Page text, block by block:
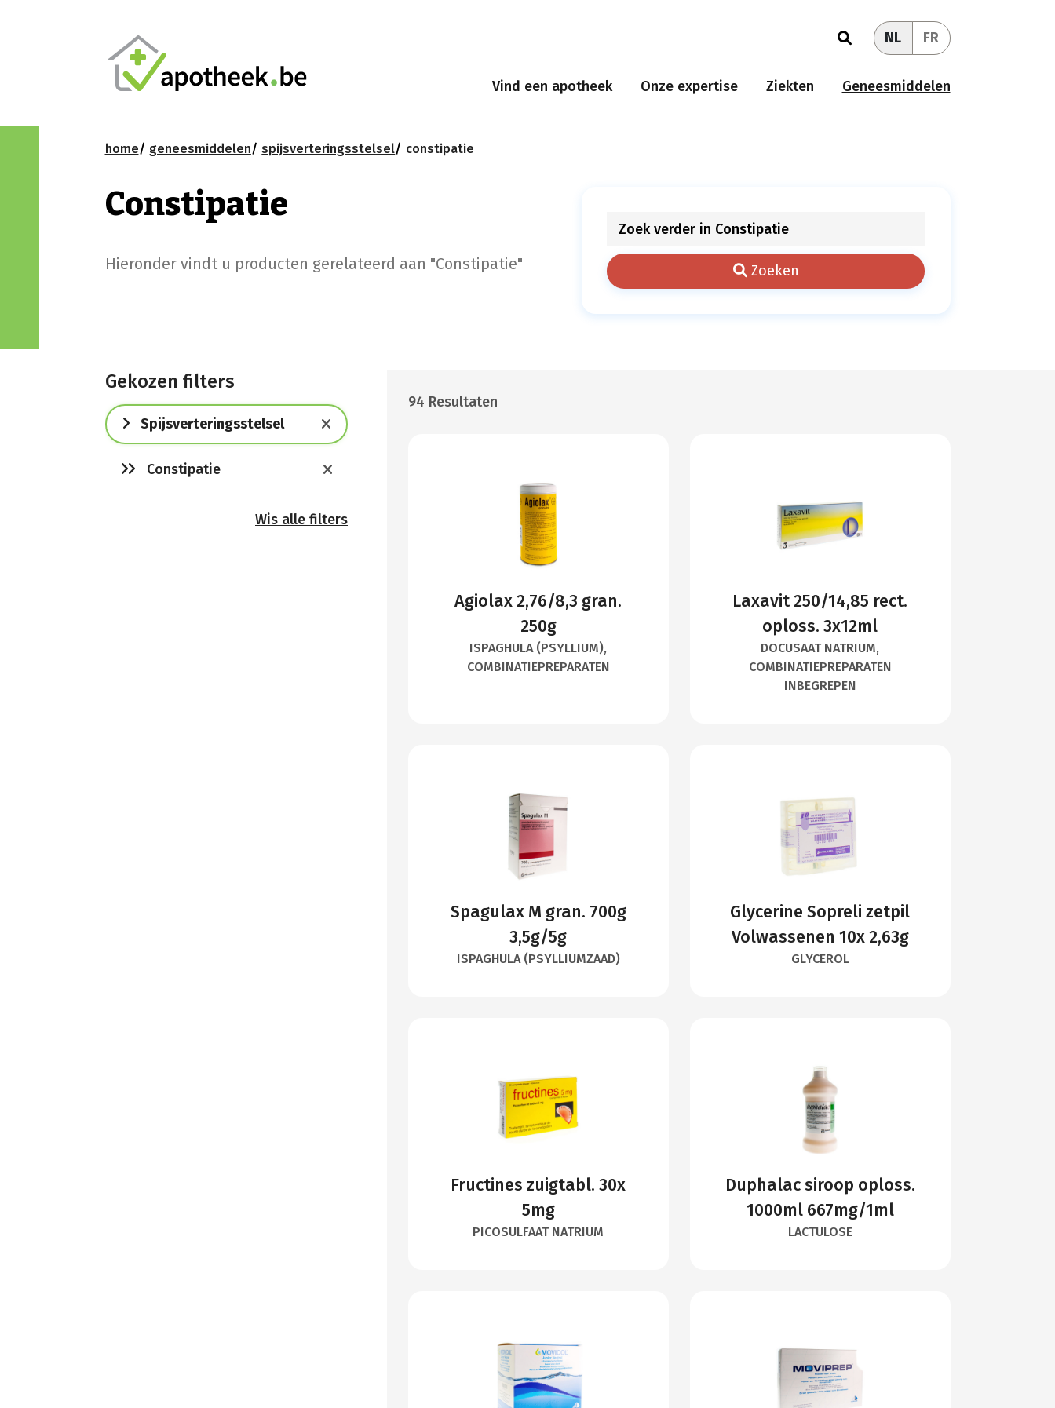
NL FR
Vind een apotheek Onze expertise Ziekten Geneesmiddelen
home geneesmiddelen spijsverteringsstelsel constipatie
Constipatie
Hieronder vindt u producten gerelateerd aan "Constipatie" Zoeken
Gekozen filters
Spijsverteringsstelsel
Constipatie
Wis alle filters
94 Resultaten
Agiolax 2,76/8,3 gran.
250g
ISPAGHULA (PSYLLIUM),
COMBINATIEPREPARATEN
Laxavit 250/14,85 rect.
oploss. 3x12ml
DOCUSAAT NATRIUM,
COMBINATIEPREPARATEN
INBEGREPEN
Spagulax M gran. 700g
3,5g/5g
ISPAGHULA (PSYLLIUMZAAD)
Glycerine Sopreli zetpil
Volwassenen 10x 2,63g
GLYCEROL
Fructines zuigtabl. 30x
5mg
PICOSULFAAT NATRIUM
Duphalac siroop oploss.
1000ml 667mg/1ml
LACTULOSE